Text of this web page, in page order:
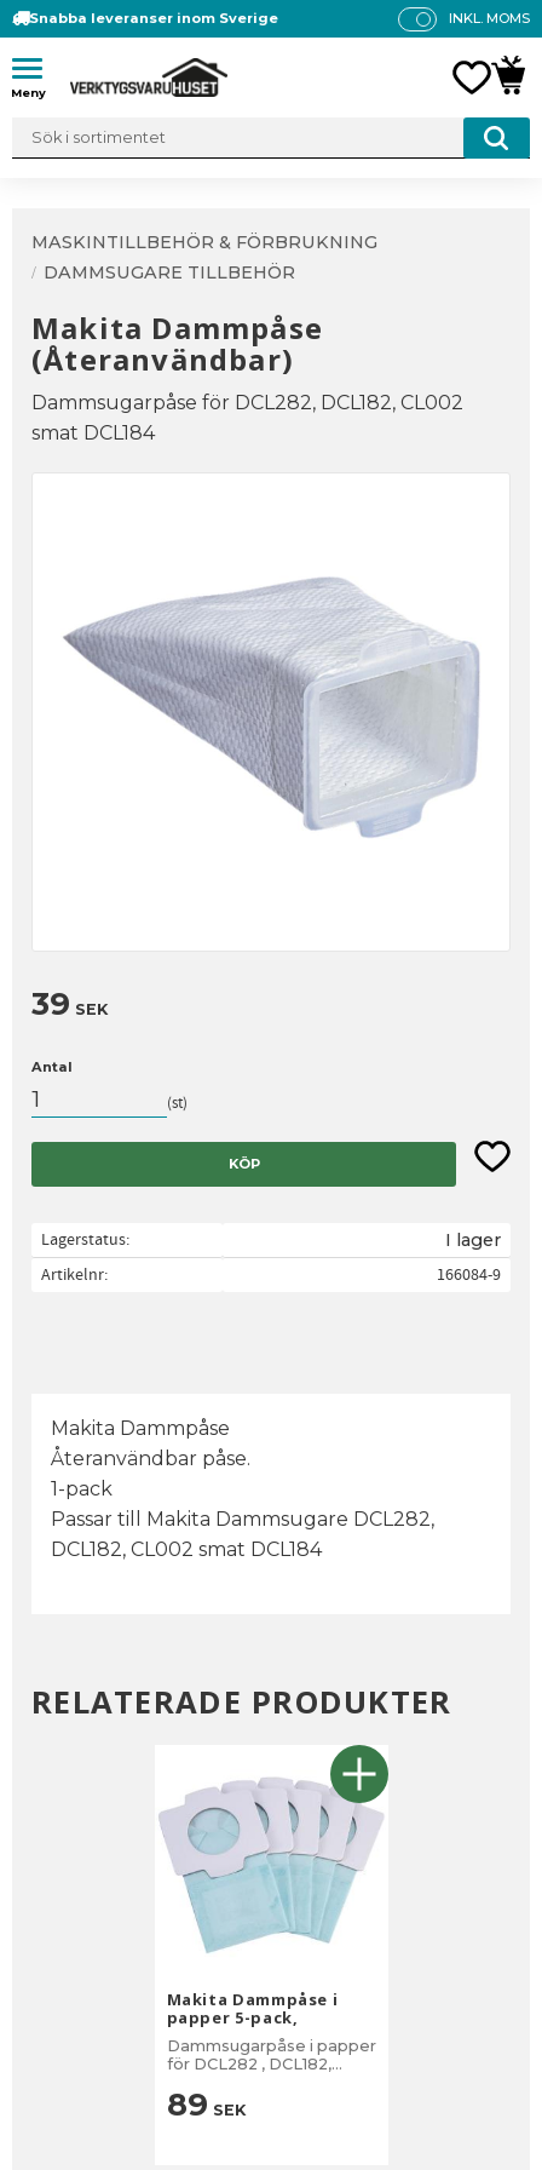
Meny
Snabba leveranser inom Sverige
P
INKL. MOMS
MASKINTILLBEHÖR & FÖRBRUKNING
DAMMSUGARE TILLBEHÖR
Makita Dammpåse
(Återanvändbar)
Dammsugarpåse för DCL282, DCL182, CL002
smat DCL184
39 SEK
Antal
st
KÖP Lägg
Lagerstatus I lager
Artikelnr 166084-9
Makita Dammpåse
Återanvändbar påse.
1-pack
Passar till Makita Dammsugare DCL282,
DCL182, CL002 smat DCL184
RELATERADE PRODUKTER
Makita Dammpåse i
papper 5-pack,
Dammsugarpåse i papper
för DCL282 , DCL182,
89 SEK